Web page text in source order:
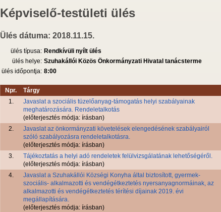
Képviselő-testületi ülés
Ülés dátuma: 2018.11.15.
ülés típusa: Rendkívüli nyílt ülés
ülés helye: Szuhakállói Közös Önkormányzati Hivatal tanácsterme
ülés időpontja: 8:00
Npr. Tárgy
1.
Javaslat a szociális tüzelőanyag-támogatás helyi szabályainak
meghatározására. Rendeletalkotás
(előterjesztés módja: írásban)
2.
Javaslat az önkormányzati követelések elengedésének szabályairól
szóló szabályozásra rendeletalkotásra.
(előterjesztés módja: írásban)
3.
Tájékoztatás a helyi adó rendeletek felülvizsgálatának lehetőségéről.
(előterjesztés módja: írásban)
4.
Javaslat a Szuhakállói Községi Konyha által biztosított, gyermek-
szociális- alkalmazotti és vendégétkeztetés nyersanyagnormáinak, az
alkalmazotti és vendégétkeztetés térítési díjainak 2019. évi
megállapítására.
(előterjesztés módja: írásban)